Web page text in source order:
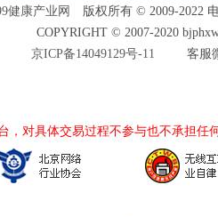
健康产业网
版权所有 © 2009-2022 电
COPYRIGHT © 2007-2020
京ICP备14049129号-11
客服
，对具体交易过程不参与也不承担